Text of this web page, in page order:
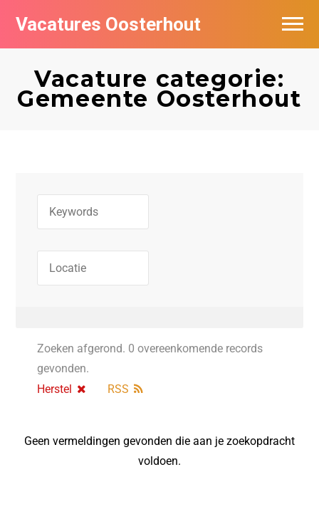
Vacatures Oosterhout
Vacature categorie:
Gemeente Oosterhout
Zoeken afgerond. 0 overeenkomende records
gevonden.
Herstel
RSS
Geen vermeldingen gevonden die aan je zoekopdracht
voldoen.
Vacatures per bedrijf